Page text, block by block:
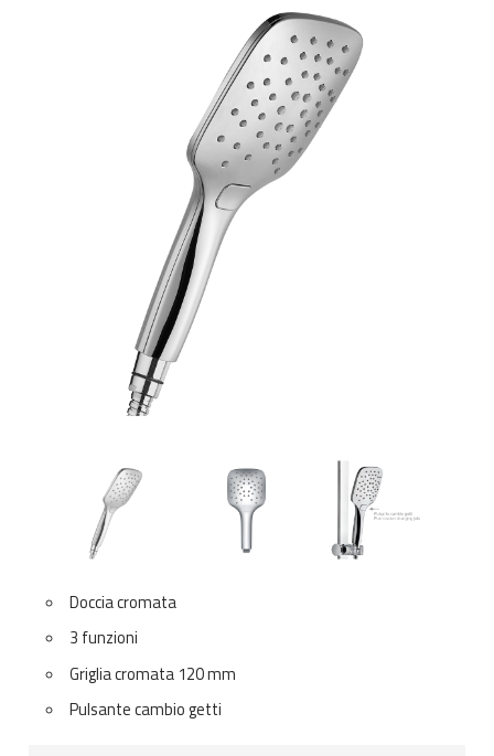
Doccia cromata
3 funzioni
Griglia cromata 120 mm
Pulsante cambio getti